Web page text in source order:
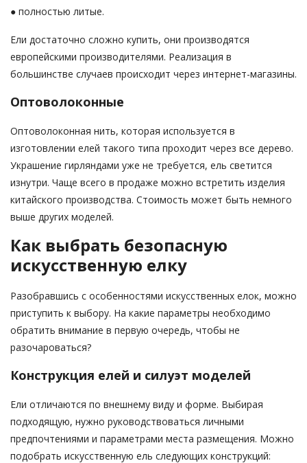
● полностью литые.
Ели достаточно сложно купить, они производятся
европейскими производителями. Реализация в
большинстве случаев происходит через интернет-магазины.
Оптоволоконные
Оптоволоконная нить, которая используется в
изготовлении елей такого типа проходит через все дерево.
Украшение гирляндами уже не требуется, ель светится
изнутри. Чаще всего в продаже можно встретить изделия
китайского производства. Стоимость может быть немного
выше других моделей.
Как выбрать безопасную
искусственную елку
Разобравшись с особенностями искусственных елок, можно
приступить к выбору. На какие параметры необходимо
обратить внимание в первую очередь, чтобы не
разочароваться?
Конструкция елей и силуэт моделей
Ели отличаются по внешнему виду и форме. Выбирая
подходящую, нужно руководствоваться личными
предпочтениями и параметрами места размещения. Можно
подобрать искусственную ель следующих конструкций: